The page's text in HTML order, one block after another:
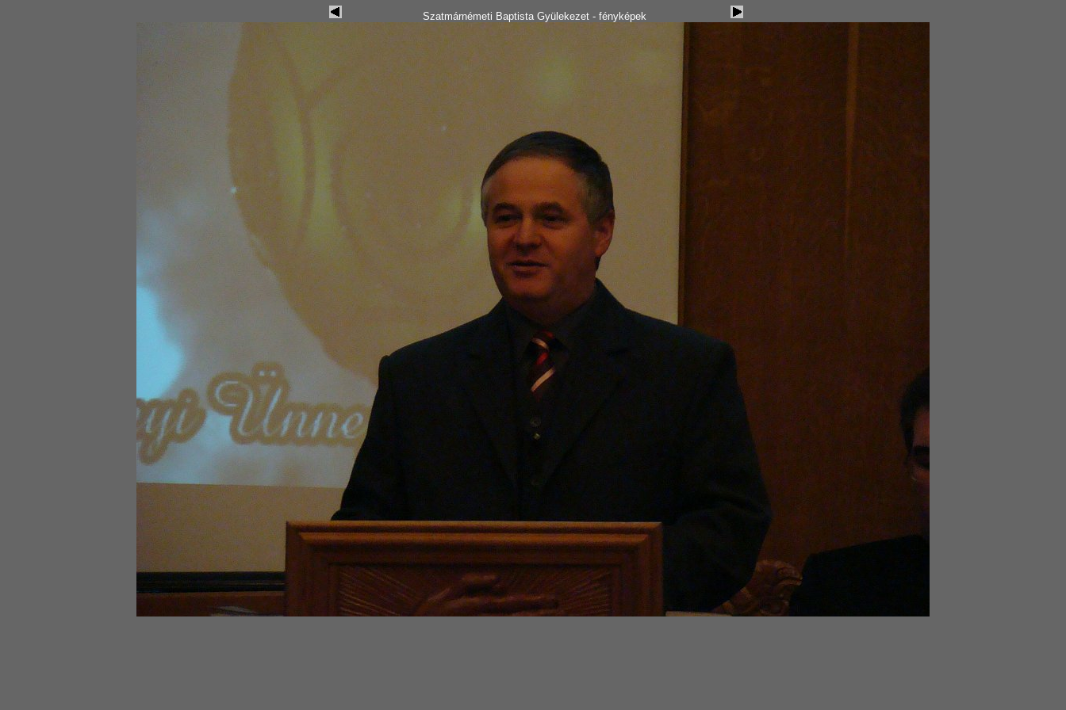
Szatmárnémeti Baptista Gyülekezet - fényképek